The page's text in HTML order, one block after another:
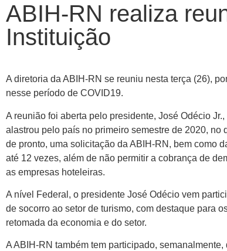
ABIH-RN realiza
Instituição
A diretoria da ABIH-RN se reuniu nesta terça (26),
nesse período de COVID19.
A reunião foi aberta pelo presidente, José Odécio
alastrou pelo país no primeiro semestre de 2020,
de pronto, uma solicitação da ABIH-RN, bem como
até 12 vezes, além de não permitir a cobrança de
as empresas hoteleiras.
A nível Federal, o presidente José Odécio vem
de socorro ao setor de turismo, com destaque para
retomada da economia e do setor.
A ABIH-RN também tem participado,